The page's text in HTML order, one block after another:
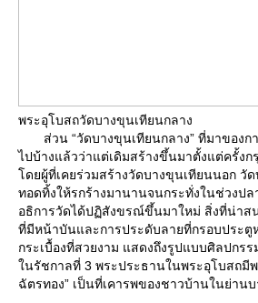
พระอุโบสถวัดบางขุนเทียนกลาง
ส่วน “วัดบางขุนเทียนกลาง” ที่มาของกา
ไปบ้างแล้วว่าแต่เดิมสร้างขึ้นมาตั้งแต่ครั้ง
ดยผู้ที่เคยร่วมสร้างวัดบางขุนเทียนนอก วัด
ทอดทิ้งให้รกร้างมานานจนกระทั่งในช่วงป
อธิการวัดได้ปฏิสังขรณ์ขึ้นมาใหม่ สิ่งที่น่าส
ที่มีหน้าบันและการประดับลายที่กรอบประตู
กระเบื้องที่สวยงาม แสดงถึงรูปแบบศิลปกร
นรัชกาลที่ 3 พระประธานในพระอุโบสถมีพ
ฉัตรทอง” เป็นที่เคารพของชาวบ้านในย่าน